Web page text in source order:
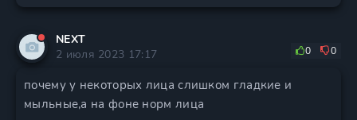
NEXT
2 июля 2023 17:17
0 0
почему у некоторых лица слишком гладкие и
мыльные,а на фоне норм лица